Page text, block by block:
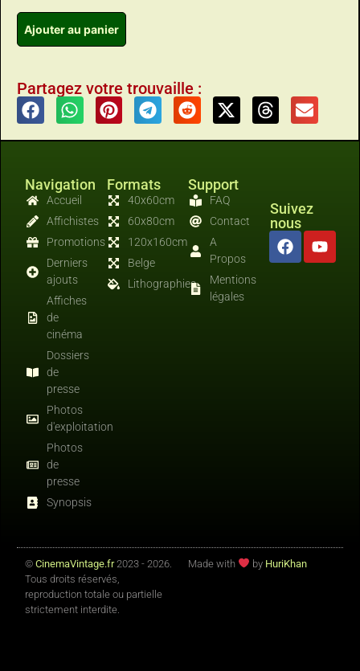
Ajouter au panier
Partagez votre trouvaille :
Navigation
Accueil
Affichistes
Promotions
Derniers
ajouts
Affiches
de
cinéma
Dossiers
de
presse
Photos
d'exploitation
Photos
de
presse
Synopsis
Formats
40x60cm
60x80cm
120x160cm
Belge
Lithographies
Support
FAQ
Contact
A
Propos
Mentions
légales
Suivez
nous
© CinemaVintage.fr2023 - 2026.
Tous droits réservés,
reproduction totale ou partielle
strictement interdite.
Made with by HuriKhan